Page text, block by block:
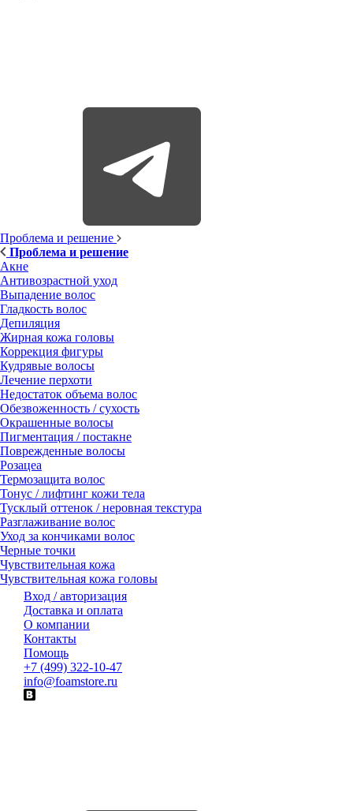
Проблема и решение
Проблема и решение
Акне
Антивозрастной уход
Выпадение волос
Гладкость волос
Депиляция
Жирная кожа головы
Коррекция фигуры
Кудрявые волосы
Лечение перхоти
Недостаток объема волос
Обезвоженность / сухость
Окрашенные волосы
Пигментация / постакне
Поврежденные волосы
Розацеа
Термозащита волос
Тонус / лифтинг кожи тела
Тусклый оттенок / неровная текстура
Разглаживание волос
Уход за кончиками волос
Черные точки
Чувствительная кожа
Чувствительная кожа головы
Вход / авторизация
Доставка и оплата
О компании
Контакты
Помощь
+7 (499) 322-10-47
info@foamstore.ru